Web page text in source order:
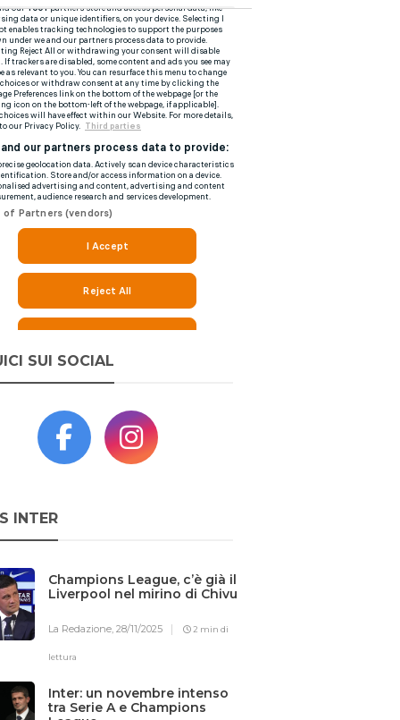
SUI SOCIAL
INTER
Champions League, c’è già il
Liverpool nel mirino di Chivu
La Redazione, 28/11/2025 2 min di
lettura
Inter: un novembre intenso
tra Serie A e Champions